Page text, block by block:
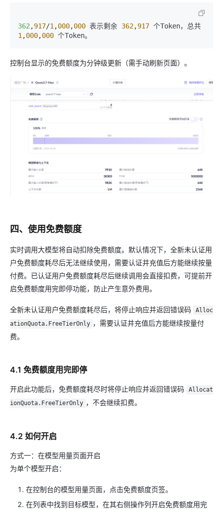
362 ,917/1 ,000,000 表示剩余 362,917
1 ,000,000
控制台显示的免费额度为分钟级更新（需手动刷新页面）。
四、使用免费额度
实时调用大模型将自动扣除免费额度。默认情况下，全新未认证用
户免费额度耗尽后无法继续使用，需要认证并充值后方能继续按量
付费。已认证用户免费额度耗尽后继续调用会直接扣费，可提前开
启免费额度用完即停功能，防止产生意外费用。
全新未认证用户免费额度耗尽后，将停止响应并返回错误码
Alloc
ationQuota.FreeTierOnly ，需要认证并充值后方能继续按量付
费。
4.1 免费额度用完即停
开启此功能后，免费额度耗尽时将停止响应并返回错误码
Allocat
ionQuota.FreeTierOnly ，不会继续扣费。
4.2 如何开启
方式一：在模型用量页面开启
为单个模型开启：
在控制台的模型用量页面，点击免费额度页签。
在列表中找到目标模型，在其右侧操作列开启免费额度用完